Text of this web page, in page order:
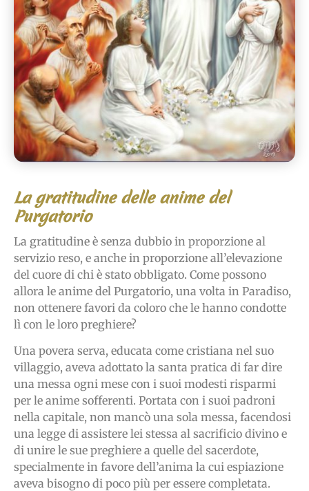
La gratitudine delle anime del
Purgatorio
La gratitudine è senza dubbio in proporzione al
servizio reso, e anche in proporzione all’elevazione
del cuore di chi è stato obbligato. Come possono
allora le anime del Purgatorio, una volta in Paradiso,
non ottenere favori da coloro che le hanno condotte
lì con le loro preghiere?
Una povera serva, educata come cristiana nel suo
villaggio, aveva adottato la santa pratica di far dire
una messa ogni mese con i suoi modesti risparmi
per le anime sofferenti. Portata con i suoi padroni
nella capitale, non mancò una sola messa, facendosi
una legge di assistere lei stessa al sacrificio divino e
di unire le sue preghiere a quelle del sacerdote,
specialmente in favore dell’anima la cui espiazione
aveva bisogno di poco più per essere completata.